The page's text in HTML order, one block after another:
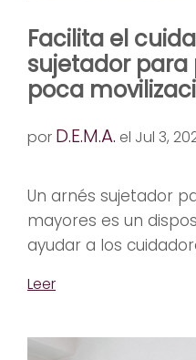
Facilita el
sujetador para
poca
por D.E.M.A. el Jul 3,
Un arnés sujetador
mayores es un
ayudar a los
Leer